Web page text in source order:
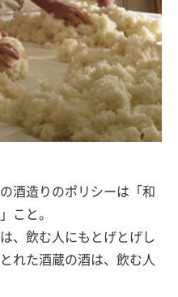
酒造りのポリシーは「和
こと。
、飲む人にもとげとげし
れた酒蔵の酒は、飲む人